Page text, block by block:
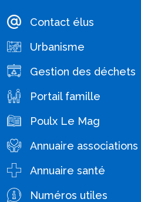
Contact élus
Urbanisme
Gestion des déchets
Portail famille
Poulx Le Mag
Annuaire associations
Annuaire santé
Numéros utiles